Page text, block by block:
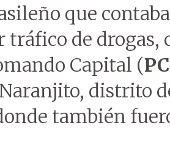
que
tráfico de
Capital (
distrito
también